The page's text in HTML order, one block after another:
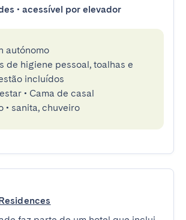
• acessível por elevador
autónomo
de higiene pessoal, toalhas e
incluídos
• Cama de casal
• sanita, chuveiro